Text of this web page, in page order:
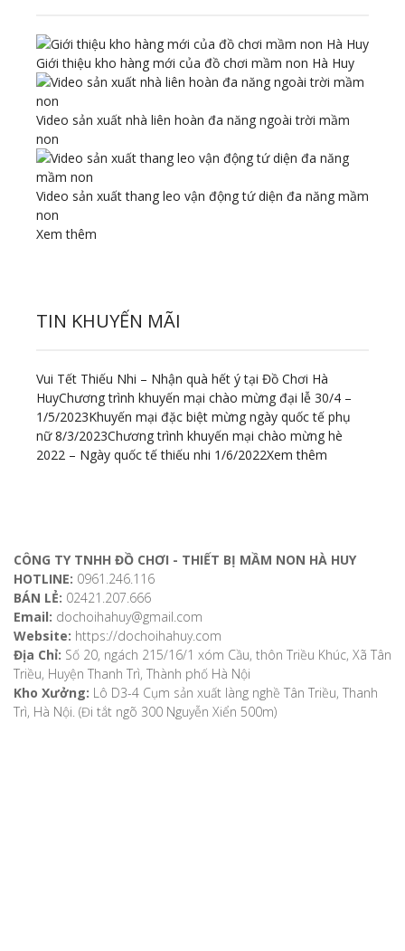
Giới thiệu kho hàng mới của đồ chơi mầm non Hà Huy
Video sản xuất nhà liên hoàn đa năng ngoài trời mầm
non
Video sản xuất thang leo vận động tứ diện đa năng mầm
non
Xem thêm
TIN KHUYẾN MÃI
Vui Tết Thiếu Nhi – Nhận quà hết ý tại Đồ Chơi Hà
HuyChương trình khuyến mại chào mừng đại lễ 30/4 –
1/5/2023Khuyến mại đặc biệt mừng ngày quốc tế phụ
nữ 8/3/2023Chương trình khuyến mại chào mừng hè
2022 – Ngày quốc tế thiếu nhi 1/6/2022Xem thêm
CÔNG TY TNHH ĐỒ CHƠI - THIẾT BỊ MẦM NON HÀ HUY
HOTLINE: 0961.246.116
BÁN LẺ: 02421.207.666
Email: dochoihahuy@gmail.com
Website: https://dochoihahuy.com
Địa Chỉ: Số 20, ngách 215/16/1 xóm Cầu, thôn Triều Khúc, Xã Tân
Triều, Huyện Thanh Trì, Thành phố Hà Nội
Kho Xưởng: Lô D3-4 Cụm sản xuất làng nghề Tân Triều, Thanh
Trì, Hà Nội. (Đi tắt ngõ 300 Nguyễn Xiển 500m)